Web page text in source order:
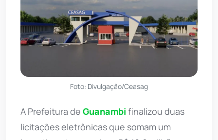
Foto: Divulgação/Ceasag
A Prefeitura de Guanambi finalizou duas
licitações eletrônicas que somam um